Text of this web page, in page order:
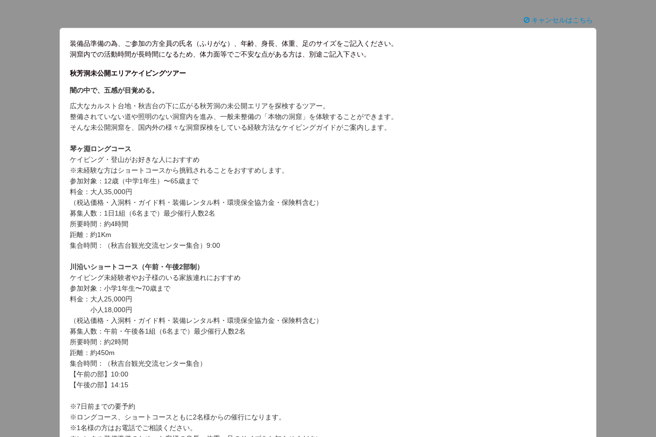
キャンセルはこちら
装備品準備の為、ご参加の方全員の氏名（ふりがな）、年齢、身長、体重、足のサイズをご記入ください。
洞窟内での活動時間が長時間になるため、体力面等でご不安な点がある方は、別途ご記入下さい。
秋芳洞未公開エリアケイビングツアー
闇の中で、五感が目覚める。
広大なカルスト台地・秋吉台の下に広がる秋芳洞の未公開エリアを探検するツアー。
整備されていない道や照明のない洞窟内を進み、一般未整備の「本物の洞窟」を体験することができます。
そんな未公開洞窟を、国内外の様々な洞窟探検をしている経験方法なケイビングガイドがご案内します。
琴ヶ淵ロングコース
ケイビング・登山がお好きな人におすすめ
※未経験な方はショートコースから挑戦されることをおすすめします。
参加対象：12歳（中学1年生）〜65歳まで
料金：大人35,000円
（税込価格・入洞料・ガイド料・装備レンタル料・環境保全協力金・保険料含む）
募集人数：1日1組（6名まで）最少催行人数2名
所要時間：約4時間
距離：約1Km
集合時間：（秋吉台観光交流センター集合）9:00
川沿いショートコース（午前・午後2部制）
ケイビング未経験者やお子様のいる家族連れにおすすめ
参加対象：小学1年生〜70歳まで
料金：大人25,000円
小人18,000円
（税込価格・入洞料・ガイド料・装備レンタル料・環境保全協力金・保険料含む）
募集人数：午前・午後各1組（6名まで）最少催行人数2名
所要時間：約2時間
距離：約450m
集合時間：（秋吉台観光交流センター集合）
【午前の部】10:00
【午後の部】14:15
※7日前までの要予約
※ロングコース、ショートコースともに2名様からの催行になります。
※1名様の方はお電話でご相談ください。